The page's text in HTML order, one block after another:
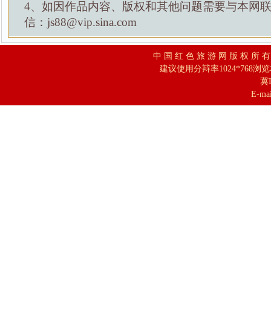
4、如因作品内容、版权和其他问题需要与本网
信：js88@vip.sina.com
中 国 红 色 旅 游 网 版 权 所
建议使用分辩率1024*768浏
冀
E-